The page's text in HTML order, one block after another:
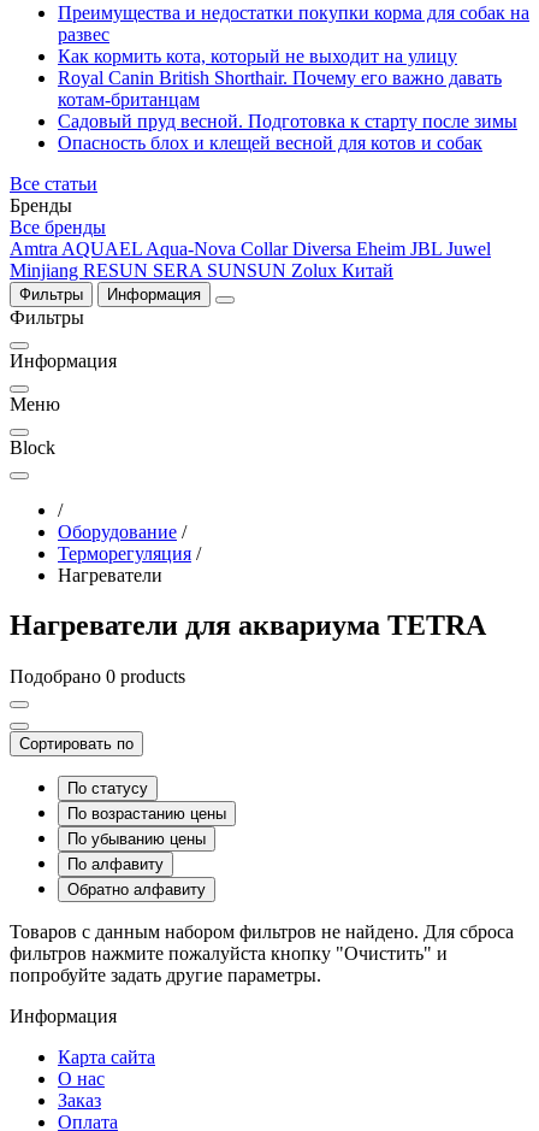
Преимущества и недостатки покупки корма для собак на
развес
Как кормить кота, который не выходит на улицу
Royal Canin British Shorthair. Почему его важно давать
котам-британцам
Садовый пруд весной. Подготовка к старту после зимы
Опасность блох и клещей весной для котов и собак
Все статьи
Бренды
Все бренды
Amtra AQUAEL Aqua-Nova CollarDiversa Eheim JBL Juwel
Minjiang RESUN SERA SUNSUN Zolux Китай
Фильтры Информация
Фильтры
Информация
Меню
Block
/
Оборудование /
Терморегуляция /
Нагреватели
Нагреватели для аквариума TETRA
Подобрано 0 products
Сортировать по
По статусу
По возрастанию цены
По убыванию цены
По алфавиту
Обратно алфавиту
Товаров с данным набором фильтров не найдено. Для сброса
фильтров нажмите пожалуйста кнопку "Очистить" и
попробуйте задать другие параметры.
Информация
Карта сайта
О нас
Заказ
Оплата